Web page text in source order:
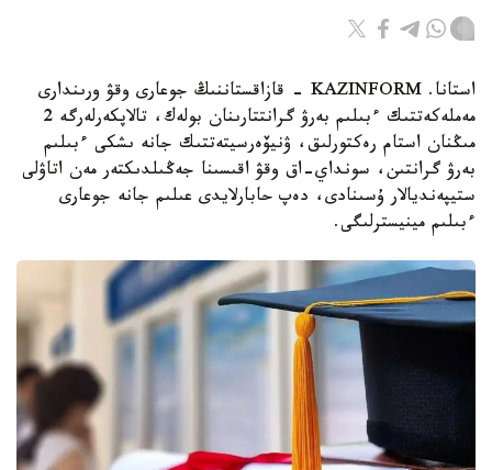
استانا. KAZINFORM - قازاقستاننىڭ جوعارى وقۋ ورىندارى
مەملەكەتتىك ءبىلىم بەرۋ گرانتتارىنان بولەك، تالاپكەرلەرگە 2
مىڭنان استام رەكتورلىق، ۋنيۆەرسيتەتتىك جانە ىشكى ءبىلىم
بەرۋ گرانتىن، سونداي-اق وقۋ اقىسىنا جەڭىلدىكتەر مەن اتاۋلى
ستيپەنديالار ۇسىنادى، دەپ حابارلايدى عىلىم جانە جوعارى
ءبىلىم مينيسترلىگى.